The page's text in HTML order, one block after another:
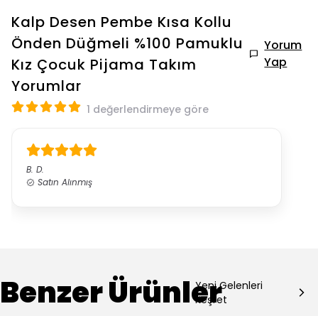
Kalp Desen Pembe Kısa Kollu
Önden Düğmeli %100 Pamuklu
Kız Çocuk Pijama Takım
Yorumlar
Yorum
Yap
1 değerlendirmeye göre
B. D.
Satın Alınmış
Benzer ÜrünlerYeni Gelenleri
Keşfet